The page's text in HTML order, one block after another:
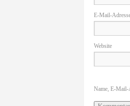
E-Mail-
Website
Name, E-Mail-